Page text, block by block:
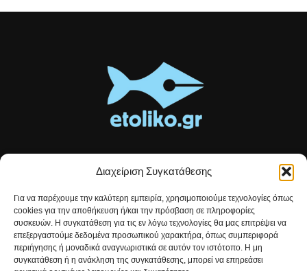
Διαχείριση Συγκατάθεσης
Για να παρέχουμε την καλύτερη εμπειρία, χρησιμοποιούμε τεχνολογίες όπως
cookies για την αποθήκευση ή/και την πρόσβαση σε πληροφορίες
συσκευών. Η συγκατάθεση για τις εν λόγω τεχνολογίες θα μας επιτρέψει να
επεξεργαστούμε δεδομένα προσωπικού χαρακτήρα, όπως συμπεριφορά
περιήγησης ή μοναδικά αναγνωριστικά σε αυτόν τον ιστότοπο. Η μη
συγκατάθεση ή η ανάκληση της συγκατάθεσης, μπορεί να επηρεάσει
Τοπικές ειδήσεις, αναλύσεις και ιστορίες από το Αιτωλικό
Αρθρογραφία που συνδέει, εμπνέει και ενημερώνει.
Επικοινωνήστε μαζί μας:etolikogr@gmail.com